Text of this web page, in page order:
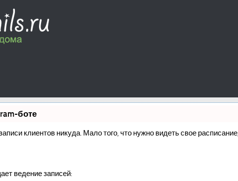
боте
клиентов никуда. Мало того, что нужно видеть свое
ведение записей: